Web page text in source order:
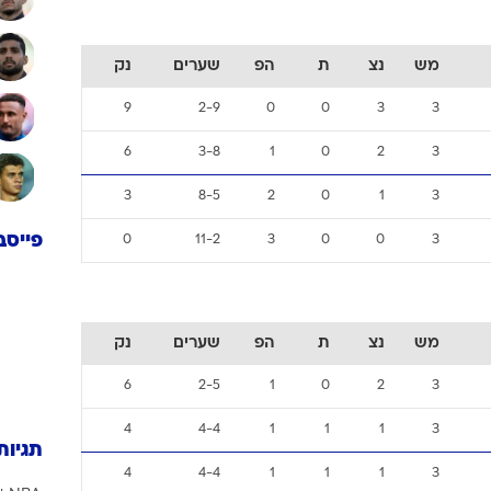
מש נצ ת הפ שערים נק
3
3
0
0
2-9
9
3
2
0
1
3-8
6
3
1
0
2
8-5
3
3
0
0
3
11-2
0
מש נצ ת הפ שערים נק
3
2
0
1
2-5
6
3
1
1
1
4-4
4
3
1
1
1
4-4
4